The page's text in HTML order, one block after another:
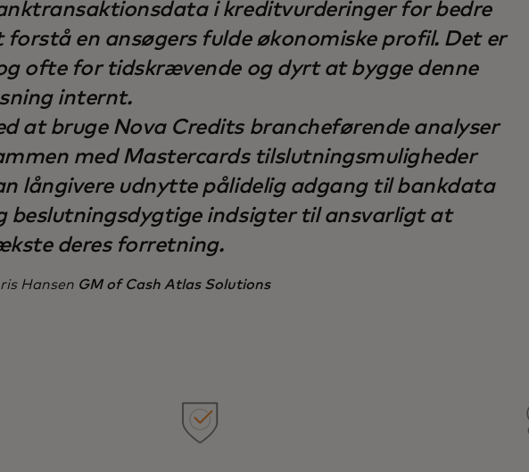
i kreditvurderinger for bedre
forstå en ansøgers fulde økonomiske profil. Det er
ofte for tidskrævende og dyrt at bygge denne
internt.
at bruge Nova Credits brancheførende analyser
med Mastercards tilslutningsmuligheder
långivere udnytte pålidelig adgang til bankdata
beslutningsdygtige indsigter til ansvarligt at
deres forretning.
Hansen GM of Cash Atlas Solutions